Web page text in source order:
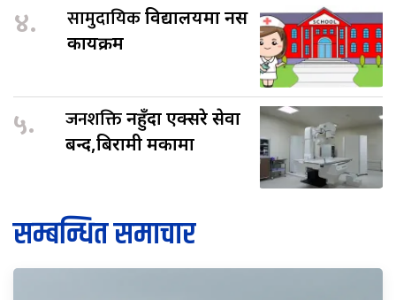
४. सामुदायिकविद्यालयमा नर्स
कार्यक्रम
५. जनशक्तिनहुँदा एक्सरे सेवा
बन्द,बिरामी मर्कामा
सम्बन्धित समाचार